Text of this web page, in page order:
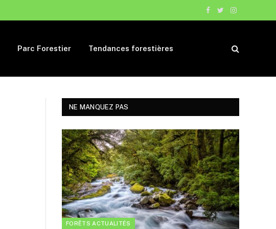
Facebook
TwitterInstagram
Parc Forestier Tendances forestières
NE MANQUEZ PAS
FORÊTS ACTUALITÉS